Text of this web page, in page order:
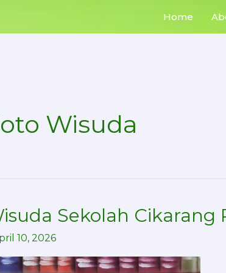
Home
Wisuda
Sekolah Cikarang
10, 2026